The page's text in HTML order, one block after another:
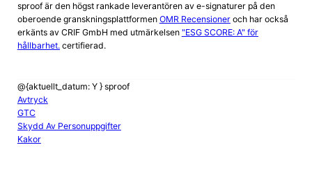
sproof är den högst rankade leverantören av e-signaturer på den
oberoende granskningsplattformen OMR Recensioneroch har också
erkänts av CRIF GmbH med utmärkelsen "ESG SCORE: A" för
hållbarhet.certifierad.
@{aktuellt_datum: Y } sproof
Avtryck
GTC
Skydd Av Personuppgifter
Kakor